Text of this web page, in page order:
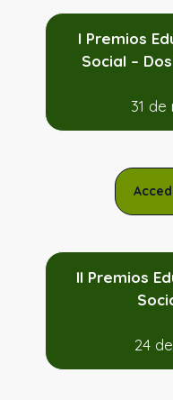
I Premios
Social –
31
II Premios
24